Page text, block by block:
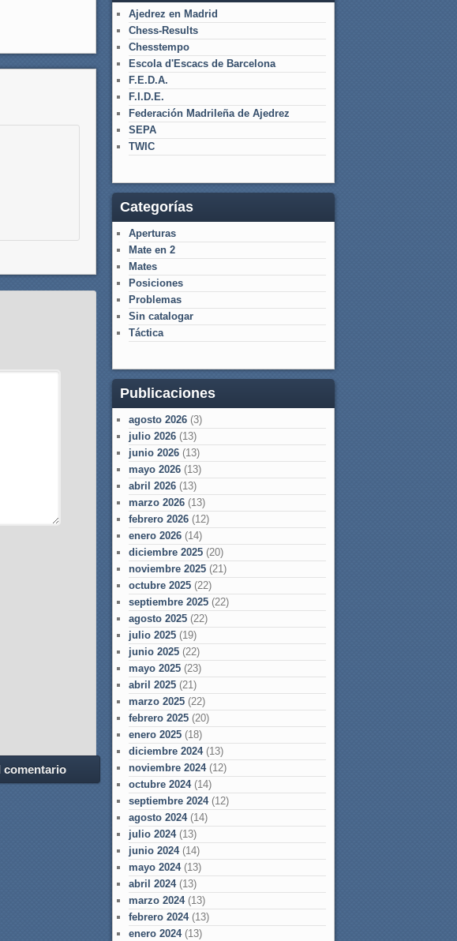
Ajedrez en Madrid
Chess-Results
Chesstempo
Escola d'Escacs de Barcelona
F.E.D.A.
F.I.D.E.
Federación Madrileña de Ajedrez
SEPA
TWIC
Categorías
Aperturas
Mate en 2
Mates
Posiciones
Problemas
Sin catalogar
Táctica
Publicaciones
agosto 2026 (3)
julio 2026 (13)
junio 2026 (13)
mayo 2026 (13)
abril 2026 (13)
marzo 2026 (13)
febrero 2026 (12)
enero 2026 (14)
diciembre 2025 (20)
noviembre 2025 (21)
octubre 2025 (22)
septiembre 2025 (22)
agosto 2025 (22)
julio 2025 (19)
junio 2025 (22)
mayo 2025 (23)
abril 2025 (21)
marzo 2025 (22)
febrero 2025 (20)
enero 2025 (18)
diciembre 2024(13)
noviembre 2024(12)
octubre 2024(14)
septiembre 2024(12)
agosto 2024(14)
julio 2024(13)
junio 2024(14)
mayo 2024(13)
abril 2024(13)
marzo 2024(13)
febrero 2024(13)
enero 2024(13)